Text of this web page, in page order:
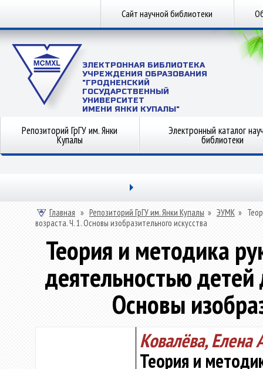
Сайт научной библиотеки
ЭЛЕКТРОННАЯ БИБЛИОТЕКА
УЧРЕЖДЕНИЯ ОБРАЗОВАНИЯ
"ГРОДНЕНСКИЙ
ГОСУДАРСТВЕННЫЙ
УНИВЕРСИТЕТ
ИМЕНИ ЯНКИ КУПАЛЫ"
Репозиторий ГрГУ им. Янки
Купалы
Электронный каталог
библиотеки
Главная » Репозиторий ГрГУ им. Янки Купалы » ЭУМК »
возраста. Ч. 1. Основы изобразительного искусства
Теория и методика
деятельностью
Основы
Ковалёва, Елена
Теория и